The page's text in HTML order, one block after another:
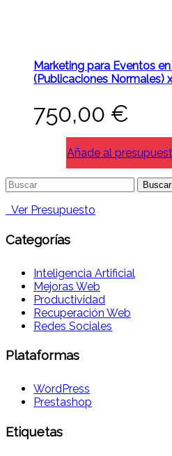
Marketing para Eventos
(Publicaciones Normales)
750,00 €
Añade al
Buscar:
Ver Presupuesto
Categorías
Inteligencia Artificial
Mejoras Web
Productividad
Recuperación Web
Redes Sociales
Plataformas
WordPress
Prestashop
Etiquetas